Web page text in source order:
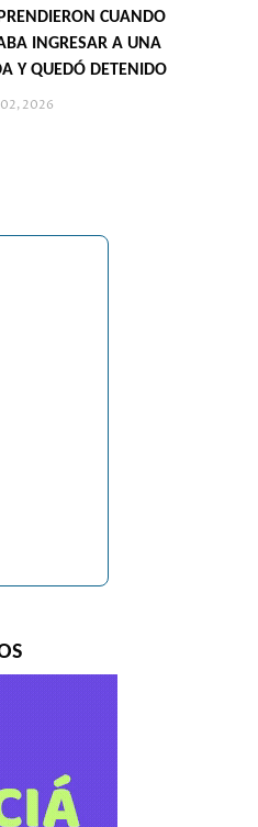
CUANDO
INGRESAR A UNA
Y QUEDÓ DETENIDO
2026